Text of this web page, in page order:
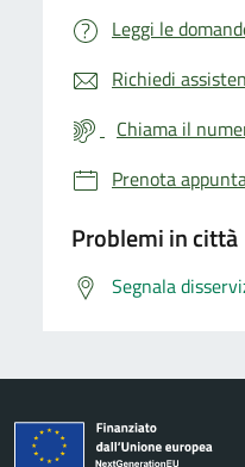
Leggi le
Richiedi
Chiama il
Prenota
Problemi in città
Segnala